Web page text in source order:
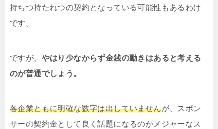
持ちつ持たれつの契約となっている可能性もあるわけ
です。
ですが、 やはり少なからず金銭の動きはあると考える
のが普通でしょう。
各企業ともに明確な数字は出していませんが、スポン
サーの契約金として良く話題になるのがメジャーなス